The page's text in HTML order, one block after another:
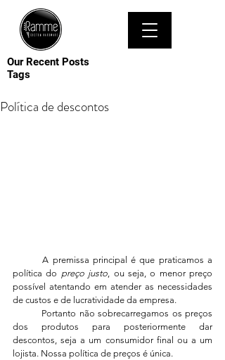
Our Recent Posts
Tags
Política de descontos
	A premissa principal é que praticamos a
política do preço justo, ou seja, o menor preço
possível atentando em atender as necessidades
de custos e de lucratividade da empresa.
dos produtos para posteriormente dar
descontos, seja a um consumidor final ou a um
lojista. Nossa política de preços é única.